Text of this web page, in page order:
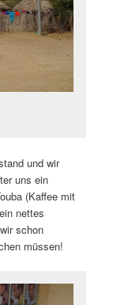
und wir
uns ein
(Kaffee mit
nettes
schon
müssen!